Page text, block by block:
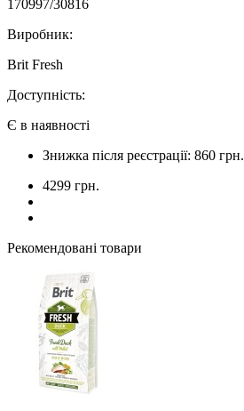
170997/30816
Виробник:
Brit Fresh
Доступність:
Є в наявності
Знижка після реєстрації: 860 грн.
4299 грн.
Рекомендовані товари